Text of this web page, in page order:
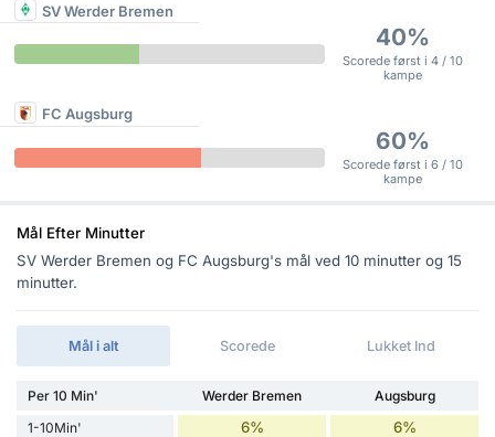
SV Werder Bremen
40%
Scorede først i 4 / 10
kampe
FC Augsburg
60%
Scorede først i 6 / 10
kampe
Mål Efter Minutter
SV Werder Bremen og FC Augsburg's mål ved 10 minutter og 15
minutter.
Mål i alt Scorede Lukket Ind
Per 10 Min' Werder Bremen
Augsburg
1-10Min'
6% 6%